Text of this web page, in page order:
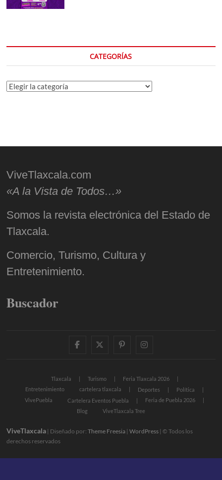
CATEGORÍAS
Categorías
ViveTlaxcala.com
«A la Vista de Todos…»
Somos la revista electrónica del Estado de
Tlaxcala.
Comercio, Turismo, Cultura y
Entretenimiento.
Buscador
facebooktwitter
pinterestinstagram
Tlaxcala Turismo
Feria Tlaxcala 2026
Entretenimiento
cartelera tlaxcala Deportes
Política
VivePuebla
Cartelera Eventos Puebla
Feria de Puebla 2026
Blog
ViveTlaxcala Tree
ViveTlaxcala | Diseñado por:Theme Freesia |WordPress | © Todos los
derechos reservados